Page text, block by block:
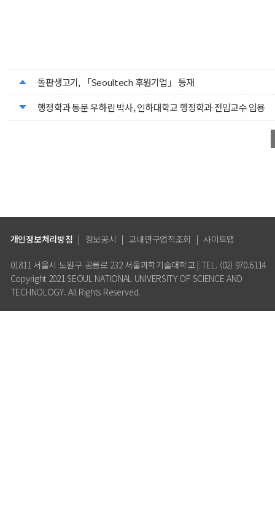
돌판생고기, 「Seoultech 후원기업」 등재
행정학과 동문 우하린 박사, 인하대학교 행정학과 전임교수 임용
개인정보처리방침 | 정보공시 | 교내연구업적조회 | 사이트맵
01811 서울시 노원구 공릉로 232 서울과학기술대학교 | TEL. (02) 970.6114
Copyright 2021 SEOUL NATIONAL UNIVERSITY OF SCIENCE AND
TECHNOLOGY. All Rights Reserved.